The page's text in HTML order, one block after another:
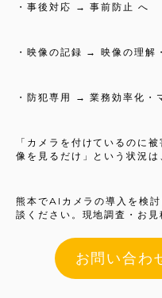
・事後対応 → 事前防止 へ
・映像の記録 → 映像の理解
・防犯専用 → 業務効率化・
「カメラを付けているのに
像を見るだけ」という状況
熊本でAIカメラの導入を検
談ください。現地調査・お見
お問い合わ